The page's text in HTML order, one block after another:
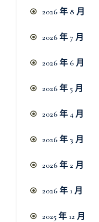
2026 年 8 月
2026 年 7 月
2026 年 6 月
2026 年 5 月
2026 年 4 月
2026 年 3 月
2026 年 2 月
2026 年 1 月
2025 年 12 月